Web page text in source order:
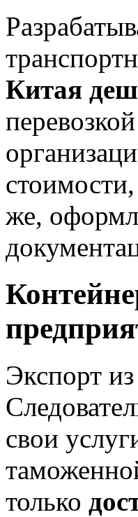
Китая
же,
Экспорт
свои
только